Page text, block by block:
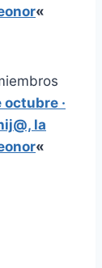
«
octubre ·
la
«